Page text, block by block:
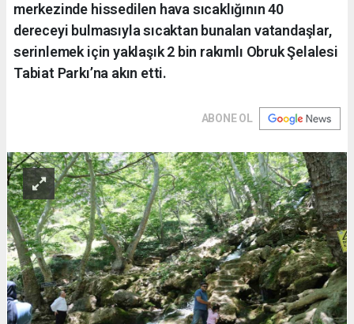
merkezinde hissedilen hava sıcaklığının 40
dereceyi bulmasıyla sıcaktan bunalan vatandaşlar,
serinlemek için yaklaşık 2 bin rakımlı Obruk Şelalesi
Tabiat Parkı’na akın etti.
ABONE OL